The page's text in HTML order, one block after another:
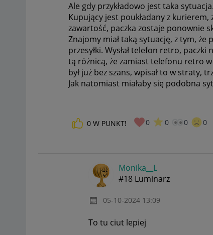
Ale gdy przykładowo jest taka sytuacja.
Kupujący jest poukładany z
zawartość, paczka zostaje ponownie
Znajomy miał taką sytuację, z tym,
przesyłki. Wysłał telefon retro,
tą różnicą, że zamiast telefonu retro
był już bez szans, wpisał to w straty,
Jak natomiast miałaby się podobna
0 W PUNKT! 0 0 0 0
Monika__L
#18 Luminarz
‎05-10-2024 13:09
To tu ciut lepiej